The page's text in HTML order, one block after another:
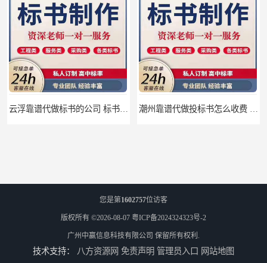
您是第1602757位访客
版权所有 ©2026-08-07 粤ICP备2024324323号-2
广州中赢信息科技有限公司 保留所有权利.
技术支持： 八方资源网 免责声明 管理员入口 网站地图